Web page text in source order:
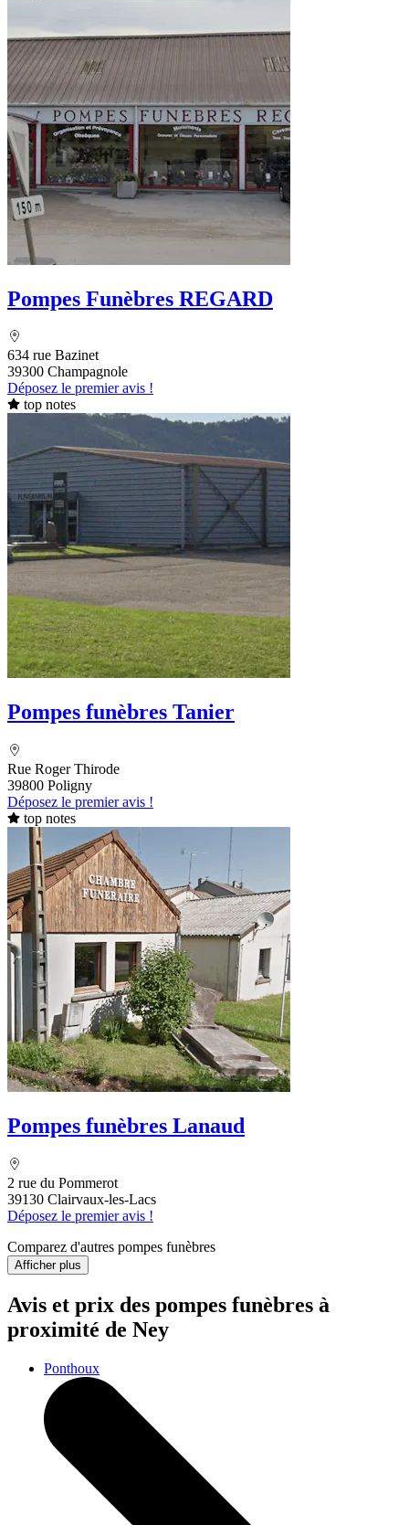
Pompes Funèbres REGARD
634 rue Bazinet
39300 Champagnole
Déposez le premier avis !
top notes
Pompes funèbres Tanier
Rue Roger Thirode
39800 Poligny
Déposez le premier avis !
top notes
Pompes funèbres Lanaud
2 rue du Pommerot
39130 Clairvaux-les-Lacs
Déposez le premier avis !
Comparez d'autres pompes funèbres
Afficher plus
Avis et prix des pompes funèbres à
proximité de Ney
Ponthoux